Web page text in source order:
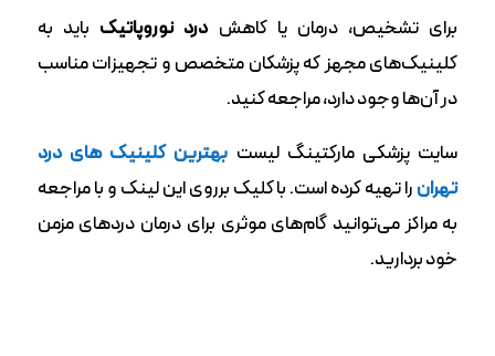
برای تشخیص، درمان یا کاهش درد نوروپاتیک باید به
کلینیک‌های مجهز که پزشکان متخصص و تجهیزات مناسب
در آن‌ها وجود دارد، مراجعه کنید.
سایت پزشکی مارکتینگ لیست بهترین کلینیک های درد
تهرانرا تهیه کرده است. با کلیک برروی این لینک و با مراجعه
به مراکز می‌توانید گام‌های موثری برای درمان دردهای مزمن
خود بردارید.